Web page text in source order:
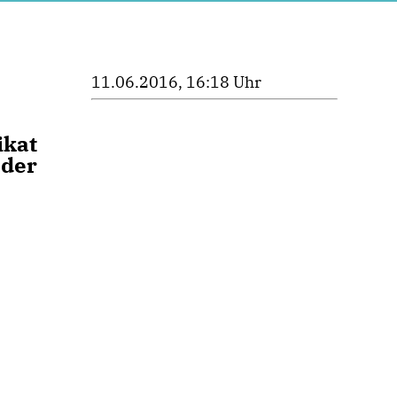
11.06.2016, 16:18 Uhr